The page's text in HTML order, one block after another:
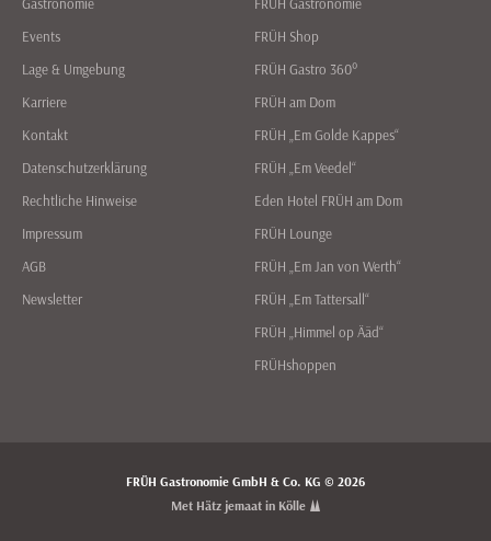
Events
Lage & Umgebung
Karriere
Kontakt
Datenschutzerklärung
Rechtliche Hinweise
Impressum
AGB
Newsletter
FRÜH Shop
FRÜH Gastro 360°
FRÜH am Dom
FRÜH „Em Golde Kappes“
FRÜH „Em Veedel“
Eden Hotel FRÜH am Dom
FRÜH Lounge
FRÜH „Em Jan von Werth“
FRÜH „Em Tattersall“
FRÜH „Himmel op Ääd“
FRÜHshoppen
FRÜH Gastronomie GmbH & Co. KG © 2026
Met Hätz jemaat in Kölle